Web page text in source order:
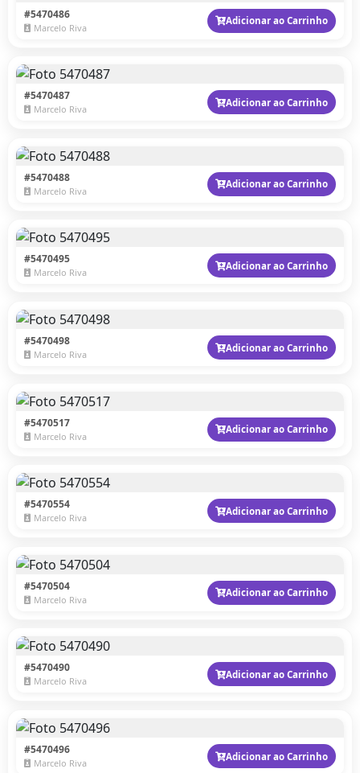
#5470486
Marcelo Riva
Adicionar ao Carrinho
#5470487
Marcelo Riva
Adicionar ao Carrinho
#5470488
Marcelo Riva
Adicionar ao Carrinho
#5470495
Marcelo Riva
Adicionar ao Carrinho
#5470498
Marcelo Riva
Adicionar ao Carrinho
#5470517
Marcelo Riva
Adicionar ao Carrinho
#5470554
Marcelo Riva
Adicionar ao Carrinho
#5470504
Marcelo Riva
Adicionar ao Carrinho
#5470490
Marcelo Riva
Adicionar ao Carrinho
#5470496
Marcelo Riva
Adicionar ao Carrinho